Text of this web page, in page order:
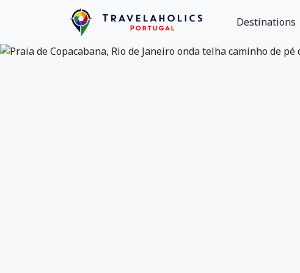
Destinations